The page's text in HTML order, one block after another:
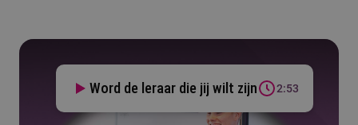
Word de leraar die jij wilt zijn 2:53